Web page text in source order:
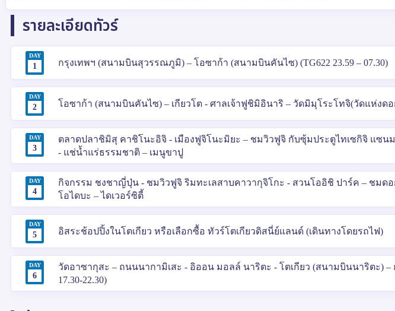
รายละเอียดทัวร์
DAY
1 กรุงเทพฯ (สนามบินสุวรรณภูมิ) – โอซาก้า (สนามบินคันไซ) (TG622 23.59 – 07.30)
DAY
2 โอซาก้า (สนามบินคันไซ) – เกียวโต - ศาลเจ้าฟูชิมิอินาริ – วัดมิมุโระโทจิ(วัดแห่งดอ
DAY
3
ตลาดปลาชิมิสุ คาชิโนะอิจิ - เมืองฟูจิโนะมิยะ – ชมวิวฟูจิ กับซุ้มประตูไทเซกิจิ แซนม
- แช่น้ำแร่ธรรมชาติ – เมนูขาปู
DAY
4
กิจกรรม ชงชาญี่ปุ่น - ชมวิวฟูจิ ริมทะเลสาบคาวากุจิโกะ - สวนโออิชิ ปาร์ค – ชมดอ
โอไดบะ – ไดเวอร์ซิตี้
DAY
5 อิสระช้อปปิ้งในโตเกียว หรือเลือกซื้อ ทัวร์โตเกียวดิสนี่ย์แลนด์ (เดินทางโดยรถไฟ)
DAY
6
วัดอาซากุสะ – ถนนนากามิเสะ - อิออน มอลล์ นาริตะ - โตเกียว (สนามบินนาริตะ) –
17.30-22.30)